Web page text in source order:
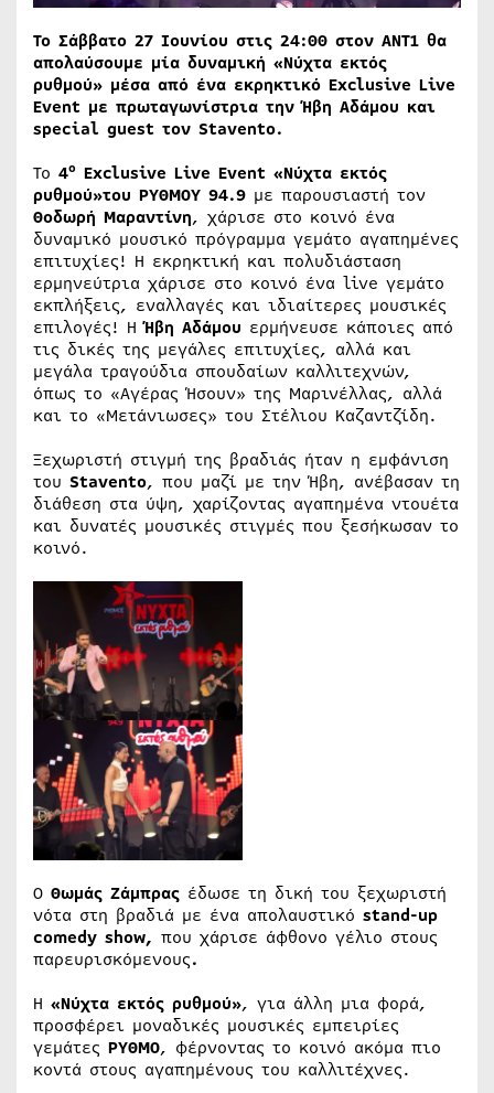
Το Σάββατο 27 Ιουνίου στις 24:00 στον ΑΝΤ1 θα
απολαύσουμε μία δυναμική «Νύχτα εκτός
ρυθμού» μέσα από ένα εκρηκτικό Exclusive Live
Event με πρωταγωνίστρια την Ήβη Αδάμου και
special guest τον Stavento.
Το 4ο Exclusive Live Event «Νύχτα εκτός
ρυθμού»του ΡΥΘΜΟΥ 94.9 με παρουσιαστή τον
Θοδωρή Μαραντίνη, χάρισε στο κοινό ένα
δυναμικό μουσικό πρόγραμμα γεμάτο αγαπημένες
επιτυχίες! Η εκρηκτική και πολυδιάσταση
ερμηνεύτρια χάρισε στο κοινό ένα live γεμάτο
εκπλήξεις, εναλλαγές και ιδιαίτερες μουσικές
επιλογές! Η Ήβη Αδάμου ερμήνευσε κάποιες από
τις δικές της μεγάλες επιτυχίες, αλλά και
μεγάλα τραγούδια σπουδαίων καλλιτεχνών,
όπως το «Αγέρας Ήσουν» της Μαρινέλλας, αλλά
και το «Μετάνιωσες» του Στέλιου Καζαντζίδη.
Ξεχωριστή στιγμή της βραδιάς ήταν η εμφάνιση
του Stavento, που μαζί με την Ήβη, ανέβασαν τη
διάθεση στα ύψη, χαρίζοντας αγαπημένα ντουέτα
και δυνατές μουσικές στιγμές που ξεσήκωσαν το
κοινό.
Ο Θωμάς Ζάμπρας έδωσε τη δική του ξεχωριστή
νότα στη βραδιά με ένα απολαυστικό stand-up
comedy show, που χάρισε άφθονο γέλιο στους
παρευρισκόμενους.
Η «Νύχτα εκτός ρυθμού», για άλλη μια φορά,
προσφέρει μοναδικές μουσικές εμπειρίες
γεμάτες ΡΥΘΜΟ, φέρνοντας το κοινό ακόμα πιο
κοντά στους αγαπημένους του καλλιτέχνες.